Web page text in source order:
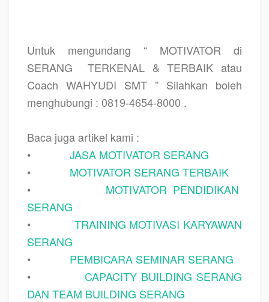
Untuk mengundang “ MOTIVATOR di
SERANG
TERKENAL & TERBAIK atau
Coach WAHYUDI SMT ” Silahkan boleh
menghubungi : 0819-4654-8000 .
Baca juga artikel kami :
•
JASA MOTIVATOR SERANG
•
MOTIVATOR SERANG TERBAIK
•
MOTIVATOR PENDIDIKAN
SERANG
•
TRAINING MOTIVASI KARYAWAN
SERANG
•
PEMBICARA SEMINAR SERANG
•
CAPACITY BUILDING SERANG
DAN TEAM BUILDING SERANG